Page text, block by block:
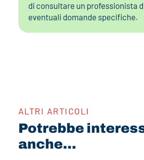
di consultare un professionista
eventuali domande specifiche.
ALTRI ARTICOLI
Potrebbe
anche...